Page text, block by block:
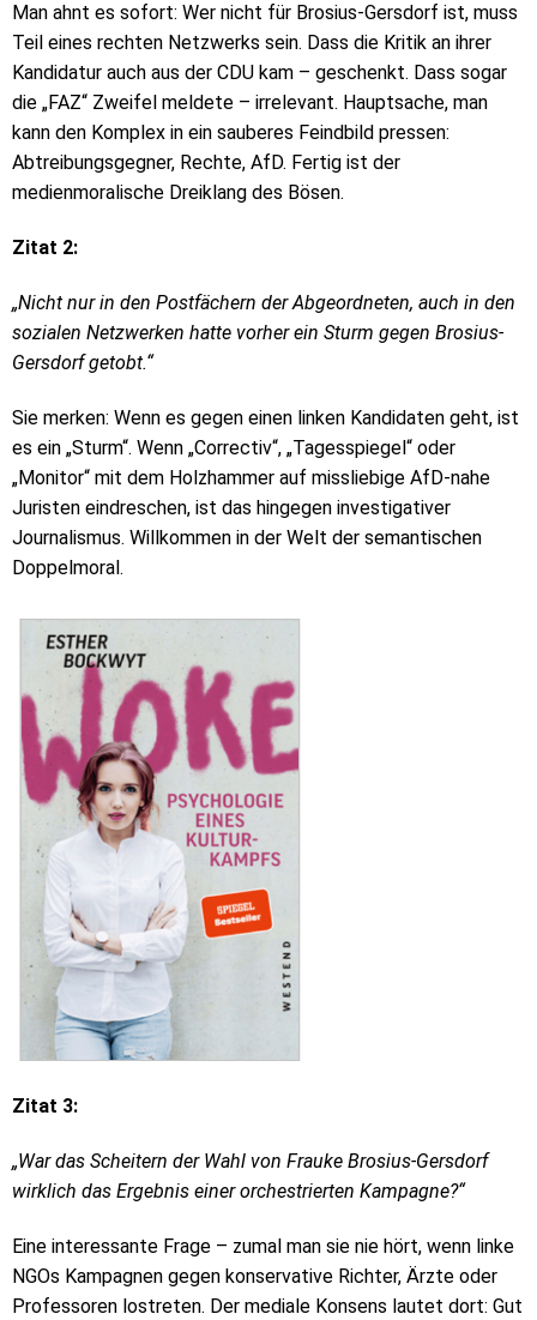
Man ahnt es sofort: Wer nicht für Brosius-Gersdorf ist, muss
Teil eines rechten Netzwerks sein. Dass die Kritik an ihrer
Kandidatur auch aus der CDU kam – geschenkt. Dass sogar
die „FAZ“ Zweifel meldete – irrelevant. Hauptsache, man
kann den Komplex in ein sauberes Feindbild pressen:
Abtreibungsgegner, Rechte, AfD. Fertig ist der
medienmoralische Dreiklang des Bösen.
Zitat 2:
„Nicht nur in den Postfächern der Abgeordneten, auch in den
sozialen Netzwerken hatte vorher ein Sturm gegen Brosius-
Gersdorf getobt.“
Sie merken: Wenn es gegen einen linken Kandidaten geht, ist
es ein „Sturm“. Wenn „Correctiv“, „Tagesspiegel“ oder
„Monitor“ mit dem Holzhammer auf missliebige AfD-nahe
Juristen eindreschen, ist das hingegen investigativer
Journalismus. Willkommen in der Welt der semantischen
Doppelmoral.
Zitat 3:
„War das Scheitern der Wahl von Frauke Brosius-Gersdorf
wirklich das Ergebnis einer orchestrierten Kampagne?“
Eine interessante Frage – zumal man sie nie hört, wenn linke
NGOs Kampagnen gegen konservative Richter, Ärzte oder
Professoren lostreten. Der mediale Konsens lautet dort: Gut